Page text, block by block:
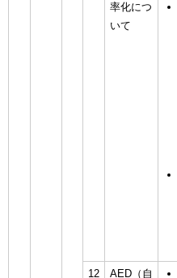
率化につ
いて
12
AED（自